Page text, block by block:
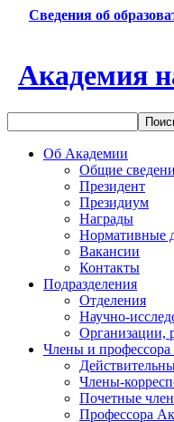
Сведения об
Академия
Об Академии
Общие
Президент
Президиум
Награды
Нормативные
Вакансии
Контакты
Подразделения
Отделения
Научно-
Организации,
Члены и
Члены-
Почетные
Профессора